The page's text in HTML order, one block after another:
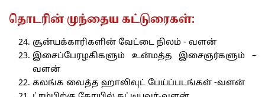
தொடரின் முந்தைய கட்டுரைகள்:
சூன்யக்காரிகளின் வேட்டை நிலம் - வளன்
இசைப்பேரழகிகளும் உன்மத்த இசைஞர்களும் –
வளன்
கலங்க வைத்த ஹாலிவுட் பேய்ப்படங்கள் -வளன்